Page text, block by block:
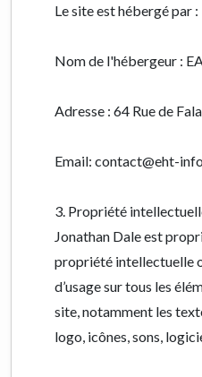
Le site est hébergé par :
Nom de l'hébergeur :
Adresse : 64 Rue de
Email: contact@eht-
3. Propriété
Jonathan Dale est
propriété intellectuelle
d’usage sur tous les
site, notamment les
logo, icônes, sons,